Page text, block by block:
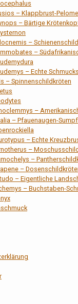
– Klappbrust-
– Bärtige
–
–
– Echte
– Spinnenschildkröten
–
– Pfauenaugen-
– Echte
–
–
–
– Eigentliche
– Buchstaben-